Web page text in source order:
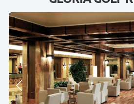
Почивки от София/
Самолетни билети
Визи
Контакти